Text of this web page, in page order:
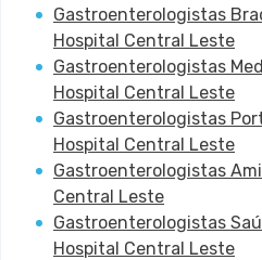
Gastroenterologistas
Hospital Central Leste
Gastroenterologistas
Hospital Central Leste
Gastroenterologistas
Hospital Central Leste
Gastroenterologistas
Central Leste
Gastroenterologistas
Hospital Central Leste